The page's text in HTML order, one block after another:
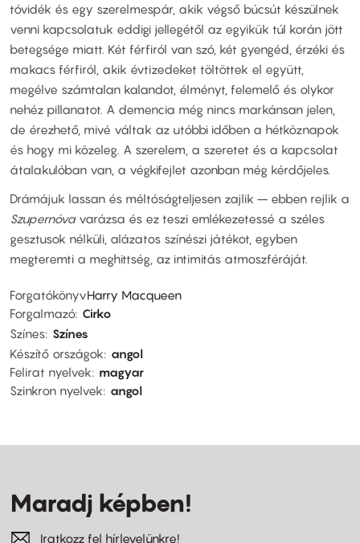
tóvidék és egy szerelmespár, akik végső búcsút készülnek
venni kapcsolatuk eddigi jellegétől az egyikük túl korán jött
betegsége miatt. Két férfiról van szó, két gyengéd, érzéki és
makacs férfiról, akik évtizedeket töltöttek el együtt,
megélve számtalan kalandot, élményt, felemelő és olykor
nehéz pillanatot. A demencia még nincs markánsan jelen,
de érezhető, mivé váltak az utóbbi időben a hétköznapok
és hogy mi közeleg. A szerelem, a szeretet és a kapcsolat
átalakulóban van, a végkifejlet azonban még kérdőjeles.
Drámájuk lassan és méltóságteljesen zajlik – ebben rejlik a
Szupernóvavarázsa és ez teszi emlékezetessé a széles
gesztusok nélküli, alázatos színészi játékot, egyben
megteremti a meghittség, az intimitás atmoszféráját.
ForgatókönyvHarry Macqueen
Forgalmazó Cirko
Színes Színes
Készítő országok
angol
Felirat nyelvek
magyar
Szinkron nyelvek
angol
Maradj képben!
Iratkozz fel hírlevelünkre!